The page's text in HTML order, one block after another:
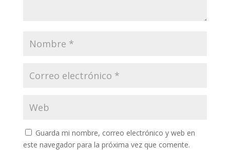
Guarda mi nombre, correo electrónico y web en
este navegador para la próxima vez que comente.